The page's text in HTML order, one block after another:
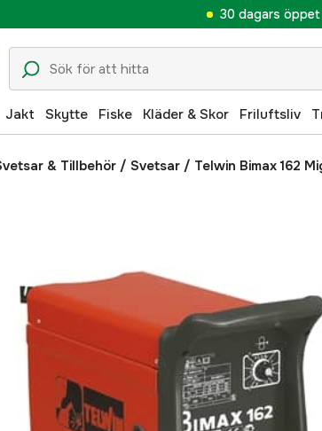
30 dagars
Jakt Skytte Fiske Kläder & Skor Friluftsliv
& Tillbehör / Svetsar / Telwin Bimax 162